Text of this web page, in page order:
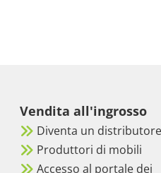
Vendita all'ingrosso
Diventa un distributore
Produttori di mobili
Accesso al portale dei